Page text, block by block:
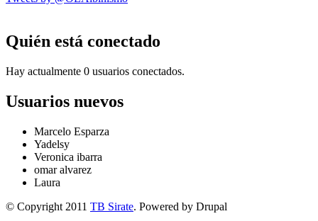
Quién está conectado
Hay actualmente 0 usuarios conectados.
Usuarios nuevos
Marcelo Esparza
Yadelsy
Veronica ibarra
omar alvarez
Laura
© Copyright 2011 TB Sirate. Powered by Drupal